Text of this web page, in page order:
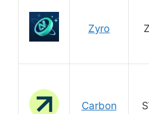
Zyro
Carbon